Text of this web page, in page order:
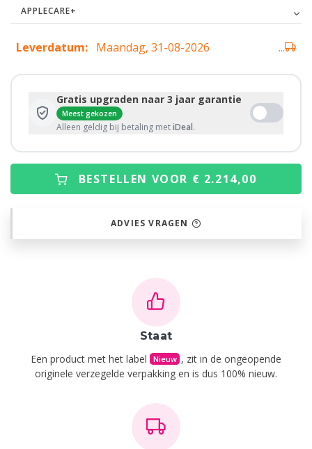
APPLECARE+
Leverdatum: Maandag, 31-08-2026 ...
Gratis upgraden naar 3 jaar garantie
Meest gekozen
Alleen geldig bij betaling metiDeal.
BESTELLEN VOOR € 2.214,00
ADVIES VRAGEN
Staat
Een product met het label Nieuw , zit in de ongeopende
originele verzegelde verpakking en is dus 100% nieuw.